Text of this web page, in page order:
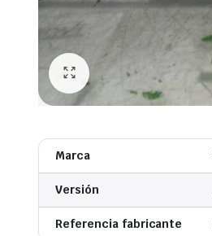
Marca
Versión
Referencia fabricante